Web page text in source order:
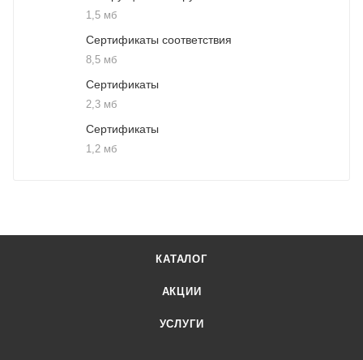
1,5 мб
Сертификаты соответствия
8,5 мб
Сертификаты
2,3 мб
Сертификаты
1,2 мб
КАТАЛОГ
АКЦИИ
УСЛУГИ